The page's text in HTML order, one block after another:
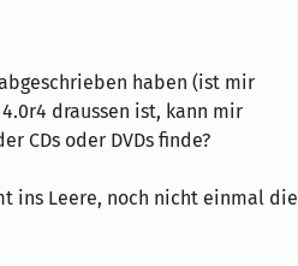
haben (ist mir
draussen ist, kann mir
CDs oder DVDs finde?
ins Leere, noch nicht einmal die